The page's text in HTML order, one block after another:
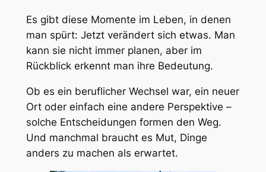
Es gibt diese Momente im Leben, in denen
man spürt: Jetzt verändert sich etwas. Man
kann sie nicht immer planen, aber im
Rückblick erkennt man ihre Bedeutung.
Ob es ein beruflicher Wechsel war, ein neuer
Ort oder einfach eine andere Perspektive –
solche Entscheidungen formen den Weg.
Und manchmal braucht es Mut, Dinge
anders zu machen als erwartet.